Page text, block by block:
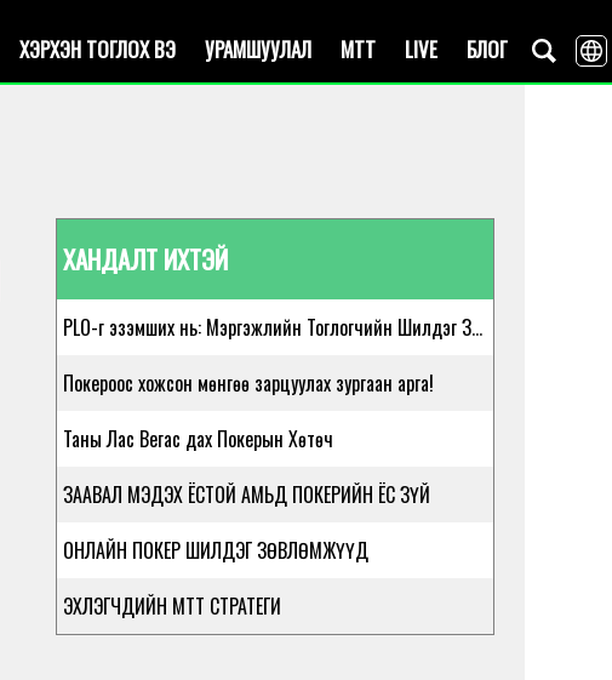
БЛОГ
LIVE
MTT
УРАМШУУЛАЛ
ХЭРХЭН ТОГЛОХ ВЭ
ХАНДАЛТ ИХТЭЙ
PLO-г эзэмших нь: Мэргэжлийн Тоглогчийн Шилдэг Зөвлөмжүүд
Покероос хожсон мөнгөө зарцуулах зургаан арга!
Таны Лас Вегас дах Покерын Хөтөч
ЗААВАЛ МЭДЭХ ЁСТОЙ АМЬД ПОКЕРИЙН ЁС ЗҮЙ
ОНЛАЙН ПОКЕР ШИЛДЭГ ЗӨВЛӨМЖҮҮД
ЭХЛЭГЧДИЙН MTT СТРАТЕГИ